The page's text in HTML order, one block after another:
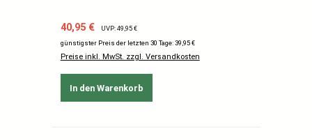
Verkaufspreis:
40,95 € Regulärer Preis:
UVP: 49,95 €
günstigster Preis der letzten 30 Tage: 39,95 €
Preise inkl. MwSt. zzgl. Versandkosten
In den Warenkorb